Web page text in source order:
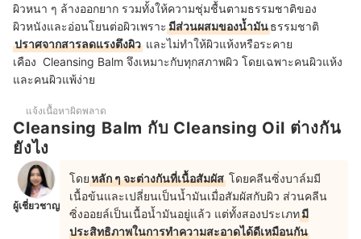
ผิวหนา ๆ ล้างออกยาก รวมทั้งให้ความชุ่มชื้นตามธรรมชาติของ
ผิวหนังและอ่อนโยนต่อผิวเพราะมีส่วนผสมของน้ำมันธรรมชาติ
ปราศจากสารลดแรงตึงผิว และไม่ทำให้ผิวแห้งหรือระคาย
เคือง Cleansing Balm จึงเหมาะกับทุกสภาพผิว โดยเฉพาะคนผิวแห้ง
และคนผิวแพ้ง่าย
แจ้งเนื้อหาผิดพลาด
Cleansing Balm กับ Cleansing Oil ต่างกัน
ยังไง
ผู้เชี่ยวชาญ
โดยหลัก ๆ จะต่างกันที่เนื้อสัมผัส โดยคลีนซิ่งบาล์มมี
เนื้อข้นและเปลี่ยนเป็นน้ำมันเมื่อสัมผัสกับผิว ส่วนคลีน
ซิ่งออยล์เป็นเนื้อน้ำมันอยู่แล้ว แต่ทั้งสองประเภทมี
ประสิทธิภาพในการทำความสะอาดได้ดีเหมือนกัน